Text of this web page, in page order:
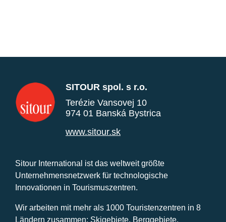
SITOUR spol. s r.o.
Terézie Vansovej 10
974 01 Banská Bystrica
www.sitour.sk
Sitour International ist das weltweit größte
Unternehmensnetzwerk für technologische
Innovationen in Tourismuszentren.
Wir arbeiten mit mehr als 1000 Touristenzentren in 8
Ländern zusammen: Skigebiete, Berggebiete,